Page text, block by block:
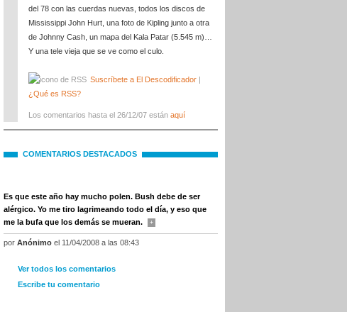
del 78 con las cuerdas nuevas, todos los discos de
Mississippi John Hurt, una foto de Kipling junto a otra
de Johnny Cash, un mapa del Kala Patar (5.545 m)…
Y una tele vieja que se ve como el culo.
Suscríbete a El Descodificador |
¿Qué es RSS?
Los comentarios hasta el 26/12/07 están aquí
COMENTARIOS DESTACADOS
Es que este año hay mucho polen. Bush debe de ser
alérgico. Yo me tiro lagrimeando todo el día, y eso que
me la bufa que los demás se mueran.
+
por Anónimo el 11/04/2008 a las 08:43
Ver todos los comentarios
Escribe tu comentario